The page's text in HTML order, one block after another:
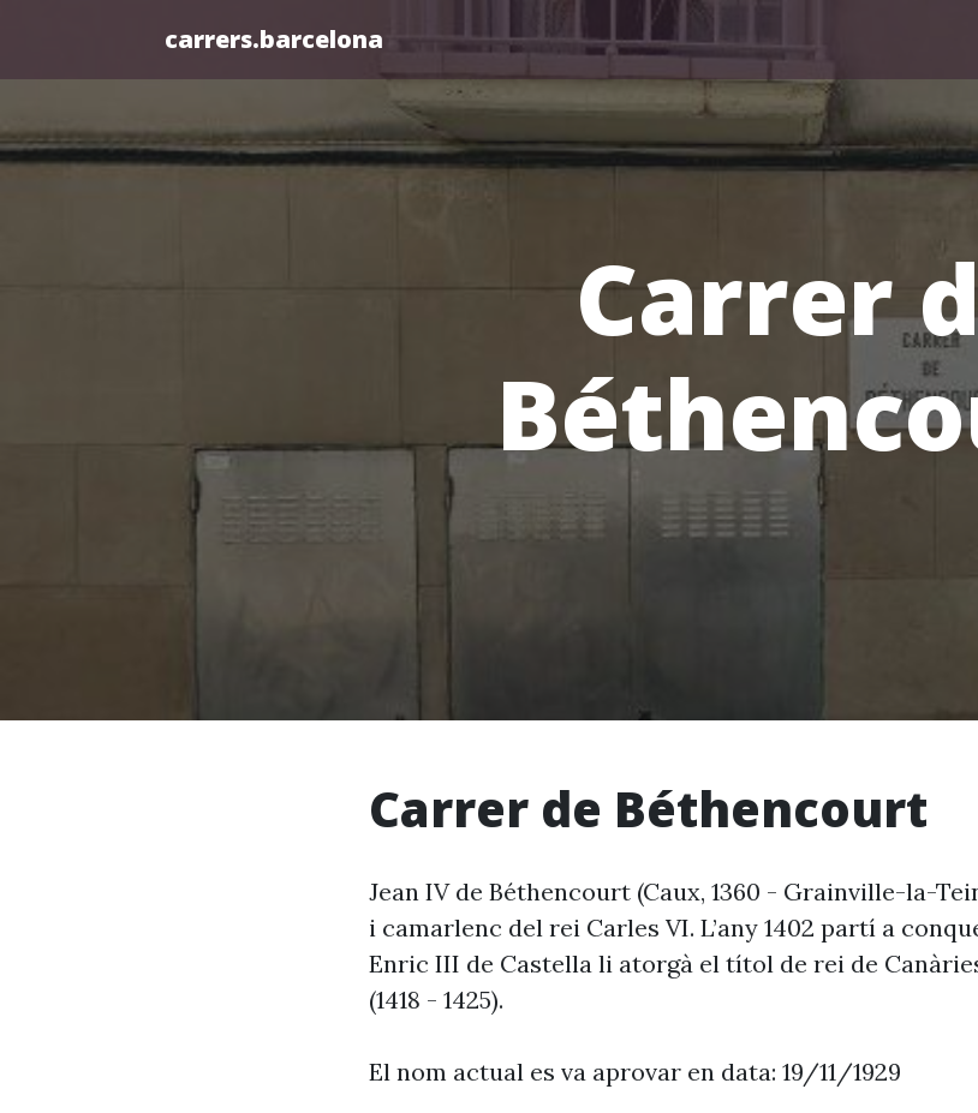
carrers.barcelona
Carrer
Carrer de Béthencourt
Jean IV de Béthencourt (Caux, 1360 - Grainville-la-
i camarlenc del rei Carles VI. L’any 1402 partí a
Enric III de Castella li atorgà el títol de rei de
(1418 - 1425).
El nom actual es va aprovar en data: 19/11/1929